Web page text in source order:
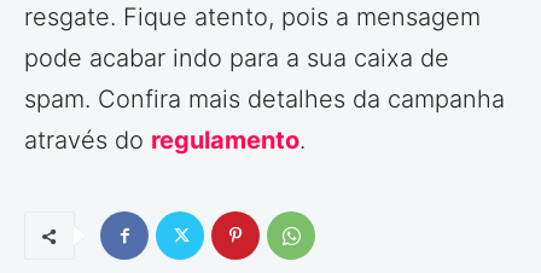
resgate. Fique atento, pois a mensagem
pode acabar indo para a sua caixa de
spam. Confira mais detalhes da campanha
através do regulamento.